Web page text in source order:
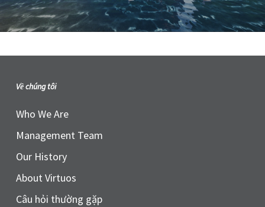
Về chúng tôi
Who We Are
Management Team
Our History
About Virtuos
Câu hỏi thường gặp